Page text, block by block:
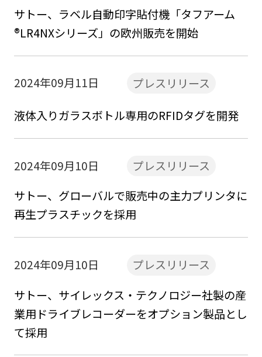
サトー、ラベル自動印字貼付機「タフアーム
®LR4NXシリーズ」の欧州販売を開始
2024年09月11日
プレスリリース
液体入りガラスボトル専用のRFIDタグを開発
2024年09月10日
プレスリリース
サトー、グローバルで販売中の主力プリンタに
再生プラスチックを採用
2024年09月10日
プレスリリース
サトー、サイレックス・テクノロジー社製の産
業用ドライブレコーダーをオプション製品とし
て採用